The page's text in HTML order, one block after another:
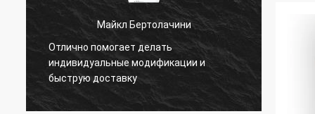
Майкл Бертолачини
Отлично помогает делать
индивидуальные модификации и
быструю доставку